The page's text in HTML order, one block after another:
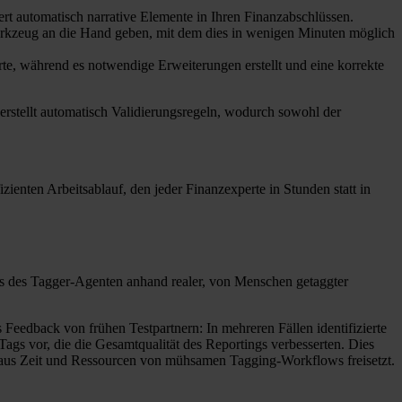
narrative Elemente in Ihren Finanzabschlüssen.
an die Hand geben, mit dem dies in wenigen Minuten möglich
während es notwendige Erweiterungen erstellt und eine korrekte
automatisch Validierungsregeln, wodurch sowohl der
Arbeitsablauf, den jeder Finanzexperte in Stunden statt in
Tagger-Agenten anhand realer, von Menschen getaggter
von frühen Testpartnern: In mehreren Fällen identifizierte
vor, die die Gesamtqualität des Reportings verbesserten. Dies
Zeit und Ressourcen von mühsamen Tagging-Workflows freisetzt.